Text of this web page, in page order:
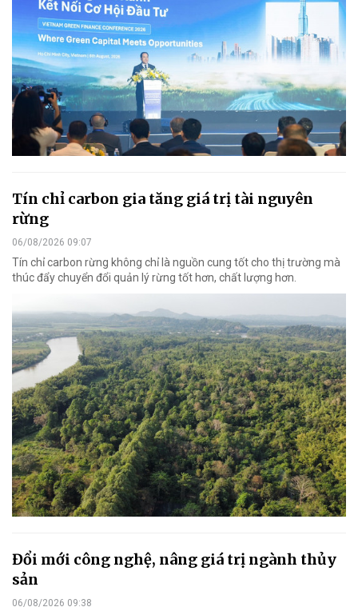
Tín chỉ carbon gia tăng giá trị tài nguyên
rừng
06/08/2026 09:07
Tín chỉ carbon rừng không chỉ là nguồn cung tốt cho thị trường mà
thúc đẩy chuyển đổi quản lý rừng tốt hơn, chất lượng hơn.
Đổi mới công nghệ, nâng giá trị ngành thủy
sản
06/08/2026 09:38